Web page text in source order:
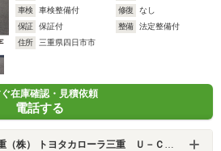
車検
車検整備付 修復
なし
保証
保証付 整備
法定整備付
住所
三重県四日市市
在庫確認・見積依頼
電話する
） トヨタカローラ三重 Ｕ－Ｃａｒ四日市本社店